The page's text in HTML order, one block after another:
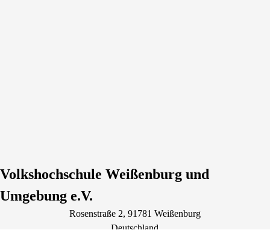
Volkshochschule Weißenburg und
Umgebung e.V.
Rosenstraße2, 91781 Weißenburg
Deutschland